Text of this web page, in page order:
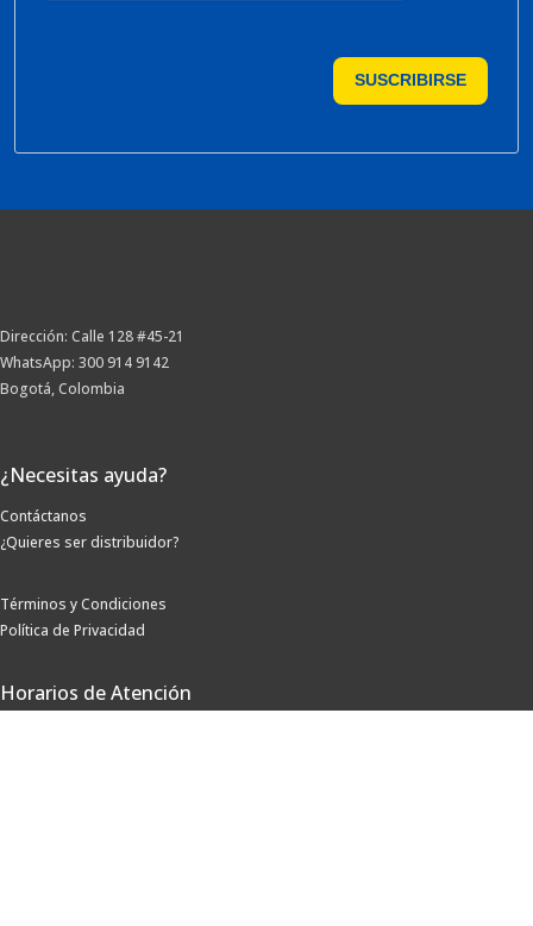
SUSCRIBIRSE
Dirección: Calle 128 #45-21
WhatsApp: 300 914 9142
Bogotá, Colombia
¿Necesitas ayuda?
Contáctanos
¿Quieres ser distribuidor?
Términos y Condiciones
Política de Privacidad
Horarios de Atención